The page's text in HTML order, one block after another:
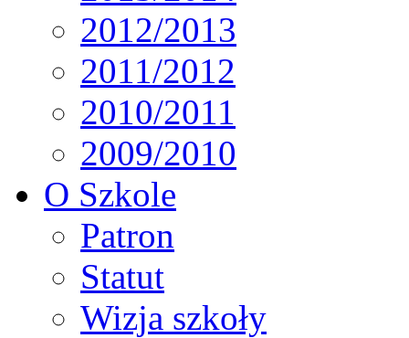
2012/2013
2011/2012
2010/2011
2009/2010
O Szkole
Patron
Statut
Wizja szkoły